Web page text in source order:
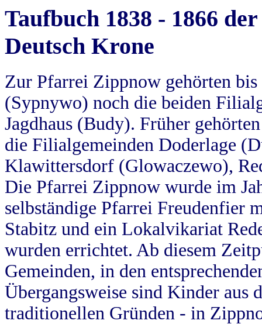
Taufbuch 1838 - 1866
Deutsch Krone
Zur Pfarrei Zippnow gehörten
(Sypnywo) noch die beiden
Jagdhaus (Budy). Früher
die Filialgemeinden Doderlage
Klawittersdorf (Glowaczewo),
Die Pfarrei Zippnow wurde im
selbständige Pfarrei Freudenfier
Stabitz und ein Lokalvikariat
wurden errichtet. Ab diesem
Gemeinden, in den
Übergangsweise sind Kinder aus
traditionellen Gründen - in